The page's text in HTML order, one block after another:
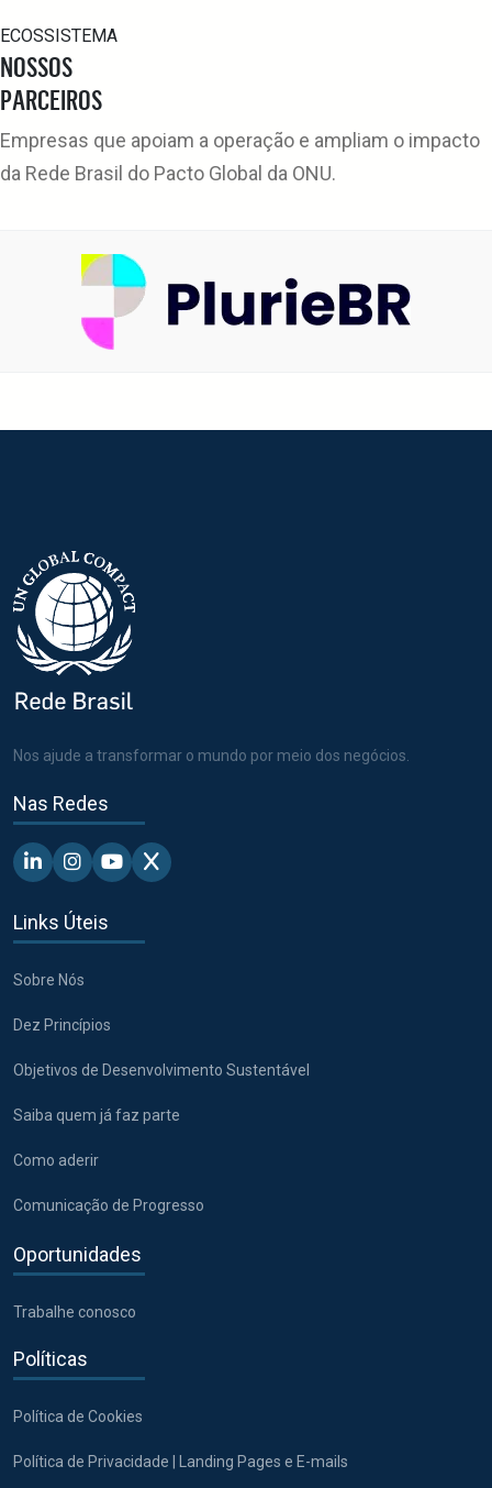
ECOSSISTEMA
NOSSOS
PARCEIROS
Empresas que apoiam a operação e ampliam o impacto
da Rede Brasil do Pacto Global da ONU.
Nos ajude a transformar o mundo por meio dos negócios.
Nas Redes
Linkedin - Pacto Global BR
Instagram - Pacto Global BR
Youtube - Pacto Global BR
X - Pacto Global BR
Links Úteis
Sobre Nós
Dez Princípios
Objetivos de Desenvolvimento Sustentável
Saiba quem já faz parte
Como aderir
Comunicação de Progresso
Oportunidades
Trabalhe conosco
Políticas
Política de Cookies
Política de Privacidade | Landing Pages e E-mails